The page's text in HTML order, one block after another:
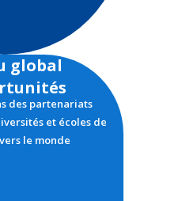
global
des partenariats
et écoles de
le monde